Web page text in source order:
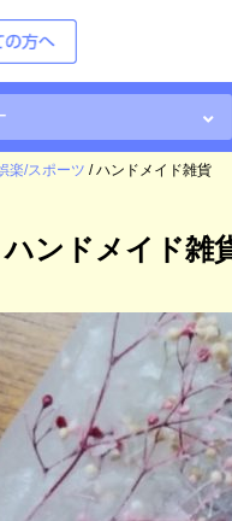
楽/スポーツ /ハンドメイド雑貨
ハンドメイド雑